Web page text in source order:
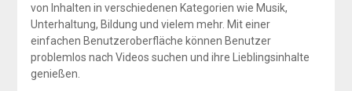
von Inhalten in verschiedenen Kategorien wie Musik,
Unterhaltung, Bildung und vielem mehr. Mit einer
einfachen Benutzeroberfläche können Benutzer
problemlos nach Videos suchen und ihre Lieblingsinhalte
genießen.